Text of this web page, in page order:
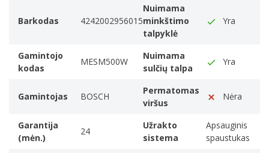
The colour e.g. red
Užrakto sistema
Apsauginis spaustukas
Ne-slystančios kojos
Anti-varvėjimo funkcija
Dalis produktams stumti
Barkodas 4242002956015
Nuimama
minkštimo
talpyklė
Yra
Gamintojo
kodas
MESM500W
Nuimama
sulčių talpa
Yra
Gamintojas BOSCH
Permatomas
viršus
Nėra
Garantija
(mėn.)
24
Užrakto
sistema
Apsauginis
spaustukas